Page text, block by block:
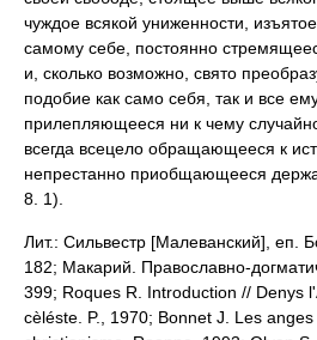
чуждое всякой униженности,
самому себе, постоянно
и, сколько возможно, свято
подобие как само себя, так и все
прилепляющееся ни к чему
всегда всецело обращающееся к
непрестанно приобщающееся
8. 1).
Лит.: Сильвестр [Малеванский], еп.
182; Макарий. Православно-
399; Roques R. Introduction // Denys
cèléste. P., 1970; Bonnet J. Les